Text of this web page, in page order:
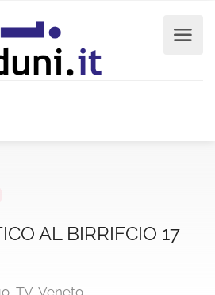
AL BIRRIFCIO 17
TV, Veneto